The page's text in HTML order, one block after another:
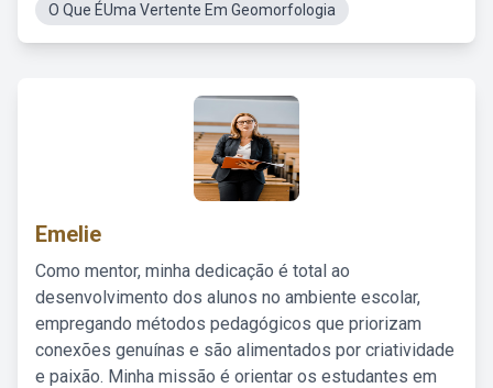
O Que ÉUma Vertente Em Geomorfologia
Emelie
Como mentor, minha dedicação é total ao
desenvolvimento dos alunos no ambiente escolar,
empregando métodos pedagógicos que priorizam
conexões genuínas e são alimentados por criatividade
e paixão. Minha missão é orientar os estudantes em